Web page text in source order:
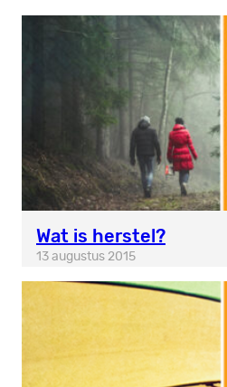
Wat is herstel?
13 augustus 2015